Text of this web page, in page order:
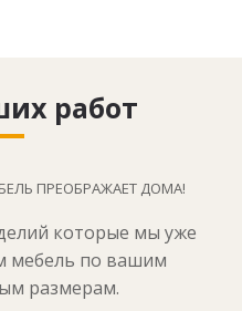
работ
ПРЕОБРАЖАЕТ ДОМА!
которые мы уже
мебель по вашим
размерам.